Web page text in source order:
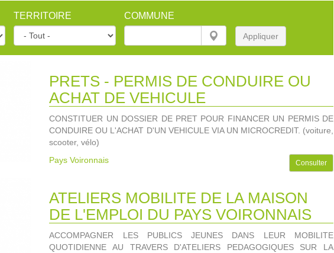
TERRITOIRE COMMUNE
Appliquer
PRETS - PERMIS DE CONDUIRE OU
ACHAT DE VEHICULE
CONSTITUER UN DOSSIER DE PRET POUR FINANCER UN PERMIS DE
CONDUIRE OU L'ACHAT D'UN VEHICULE VIA UN MICROCREDIT. (voiture,
scooter, vélo)
Pays Voironnais
Consulter
ATELIERS MOBILITE DE LA MAISON
DE L'EMPLOI DU PAYS VOIRONNAIS
ACCOMPAGNER LES PUBLICS JEUNES DANS LEUR MOBILITE
QUOTIDIENNE AU TRAVERS D'ATELIERS PEDAGOGIQUES SUR LA